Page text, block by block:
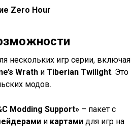
Zero Hour
нескольких игр серии, включая
Wrath и Tiberian Twilight. Это
модов.
Modding Support» – пакет с
и картами для игр на